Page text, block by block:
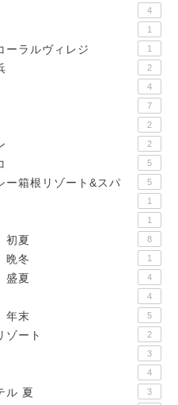
4
1
ーラルヴィレジ 1
2
4
7
2
2
5
ー箱根リゾート&スパ 5
1
1
初夏 8
晩冬 1
盛夏 4
4
年末 5
ゾート 2
3
4
ル 夏 3